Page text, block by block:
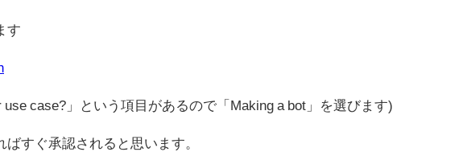
す
use case?」という項目があるので「Making a bot」を選びます)
すぐ承認されると思います。